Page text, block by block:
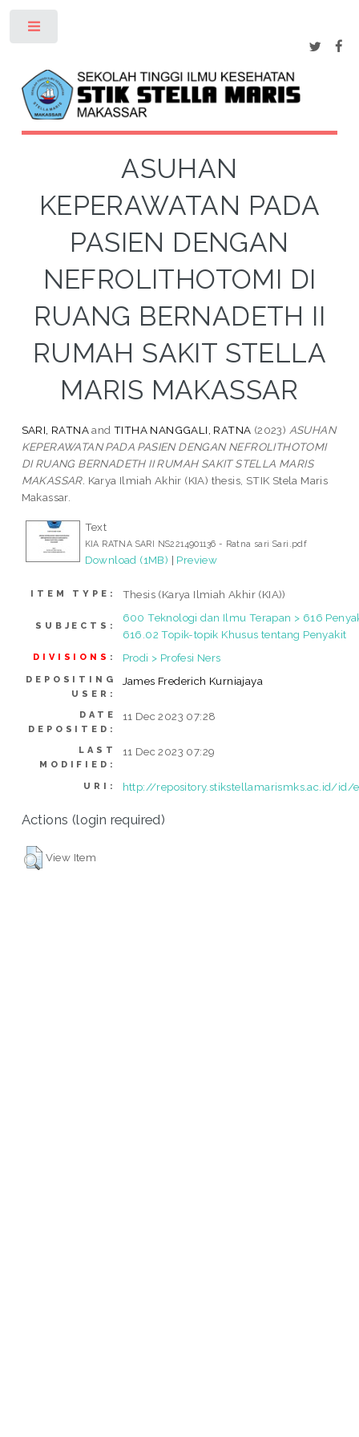
ASUHAN
KEPERAWATAN PADA
PASIEN DENGAN
NEFROLITHOTOMI DI
RUANG BERNADETH II
RUMAH SAKIT STELLA
MARIS MAKASSAR
SARI, RATNAandTITHA NANGGALI, RATNA (2023) ASUHAN
KEPERAWATAN PADA PASIEN DENGAN NEFROLITHOTOMI
DI RUANG BERNADETH II RUMAH SAKIT STELLA MARIS
MAKASSAR. Karya Ilmiah Akhir (KIA) thesis, STIK Stela Maris
Makassar.
Text
KIA RATNA SARI NS2214901136 - Ratna sari Sari.pdf
Download (1MB) | Preview
ITEM TYPE: Thesis (Karya Ilmiah Akhir (KIA))
SUBJECTS:
600 Teknologi dan Ilmu Terapan > 616
616.02 Topik-topik Khusus tentang Penyakit
DIVISIONS : Prodi > Profesi Ners
DEPOSITING
USER:
James Frederich Kurniajaya
DATE
DEPOSITED:
11 Dec 2023 07:28
LAST
MODIFIED:
11 Dec 2023 07:29
URI: http://repository.stikstellamarismks.ac.id/id/
Actions (login required)
View Item